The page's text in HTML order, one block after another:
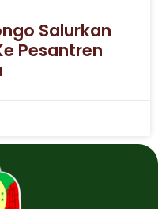
Salurkan
Pesantren